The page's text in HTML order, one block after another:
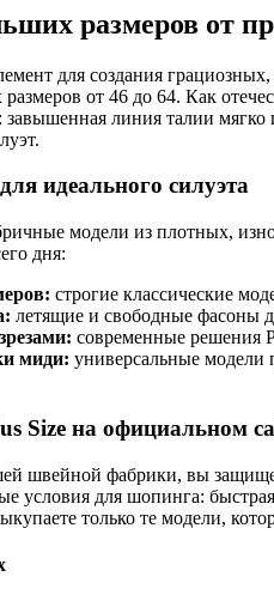
размеров от
для создания
от 46 до 64. Как
линия талии мягко
идеального силуэта
модели из плотных,
дня:
строгие классические
летящие и свободные фасоны
современные решения
миди: универсальные модели
Size на официальном
швейной фабрики, вы
условия для шопинга:
только те модели,